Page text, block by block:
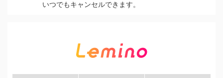
いつでもキャンセルできます。